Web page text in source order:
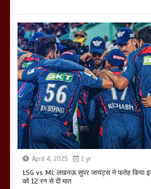
April 4, 2025 1 yr
LSG vs MI: लखनऊ सुपर जायंट्स ने फतेह किया
को 12 रन से दी मात